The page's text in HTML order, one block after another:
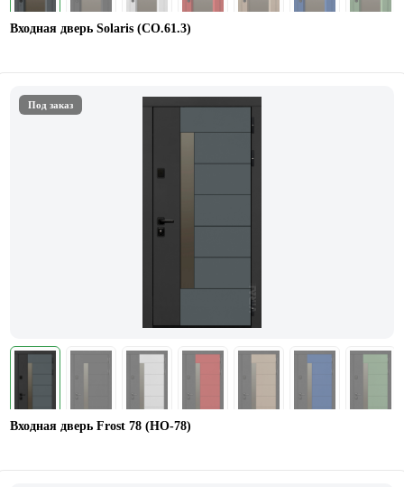
Входная дверь Solaris (СО.61.3)
Под заказ
Входная дверь Frost 78 (НО-78)